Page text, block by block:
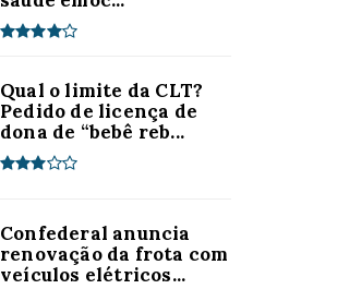
Qual o limite da CLT?
Pedido de licença de
dona de “bebê reb...
Confederal anuncia
renovação da frota com
veículos elétricos...